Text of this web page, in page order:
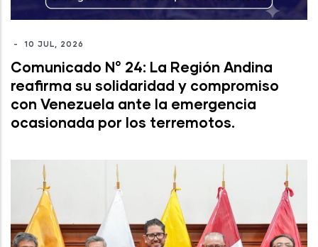
- 10 JUL, 2026
Comunicado N° 24: La Región Andina
reafirma su solidaridad y compromiso
con Venezuela ante la emergencia
ocasionada por los terremotos.